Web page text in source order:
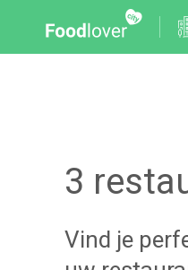
3
Vind je